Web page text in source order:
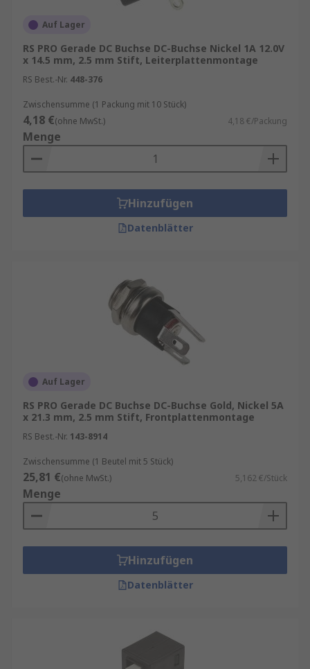
Auf Lager
RS PRO Gerade DC Buchse DC-Buchse Nickel 1A 12.0V
x 14.5 mm, 2.5 mm Stift, Leiterplattenmontage
RS Best.-Nr. 448-376
Zwischensumme (1 Packung mit 10 Stück)
4,18 €(ohne MwSt.) 4,18 €/Packung
Menge
Hinzufügen
Datenblätter
Auf Lager
RS PRO Gerade DC Buchse DC-Buchse Gold, Nickel 5A
x 21.3 mm, 2.5 mm Stift, Frontplattenmontage
RS Best.-Nr. 143-8914
Zwischensumme (1 Beutel mit 5 Stück)
25,81 €(ohne MwSt.) 5,162 €/Stück
Menge
Hinzufügen
Datenblätter